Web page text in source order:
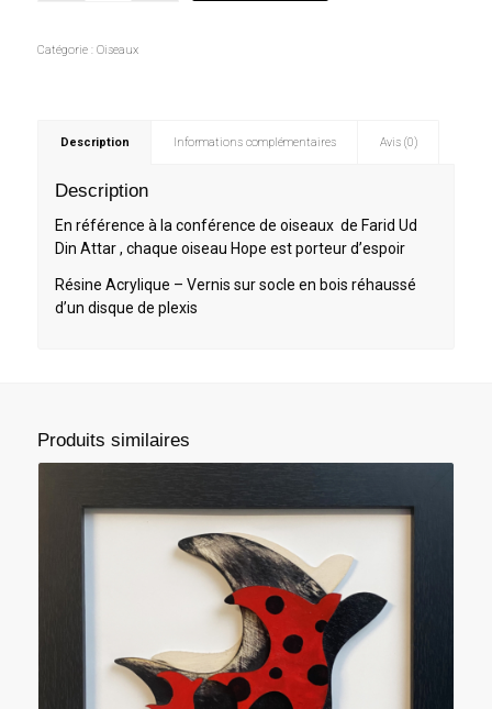
Catégorie : Oiseaux
Description Informations complémentaires Avis (0)
Description
En référence à la conférence de oiseaux de Farid Ud
Din Attar , chaque oiseau Hope est porteur d’espoir
Résine Acrylique – Vernis sur socle en bois réhaussé
d’un disque de plexis
Produits similaires